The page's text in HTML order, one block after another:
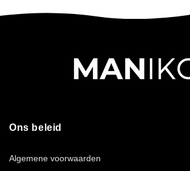
Ons beleid
Algemene voorwaarden